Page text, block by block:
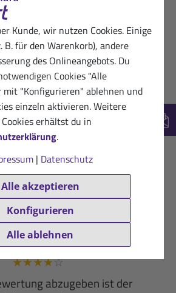
Kunde, wir nutzen Cookies. Einige
B. für den Warenkorb), andere
des Onlineangebots. Du
Cookies "Alle
mit "Konfigurieren" ablehnen und
einzeln aktivieren. Weitere
erhältst du in
.
| Datenschutz
Alle akzeptieren
Konfigurieren
Alle ablehnen
Sport
★★★★★
Nachbarin, für die ich das
mitbestellt habe, ist
begeistert.
Hilfreich? (2)
★★★★★
LieferungDanke
Hilfreich? (2)
Kundin von Sanct
Sport
★★★★☆
abzugeben ist der